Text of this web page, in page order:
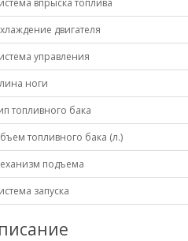
впрыска топлива
двигателя
управления
ноги
топливного бака
топливного бака (л.)
подъема
запуска